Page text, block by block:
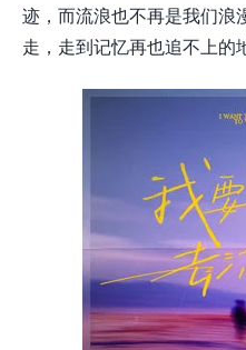
迹，而流浪也不再是我们浪
走，走到记忆再也追不上的